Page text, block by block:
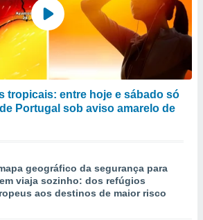
tropicais: entre hoje e sábado só
Portugal sob aviso amarelo de
geográfico da segurança para
viaja sozinho: dos refúgios
aos destinos de maior risco